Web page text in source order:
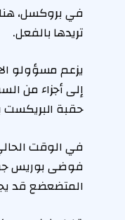
في بروكسل،
تريدها بالفعل.
يزعم مسؤولو
إلى أجزاء من
حقبة البريكست
في الوقت
فوضى بوريس
المتضعضع قد